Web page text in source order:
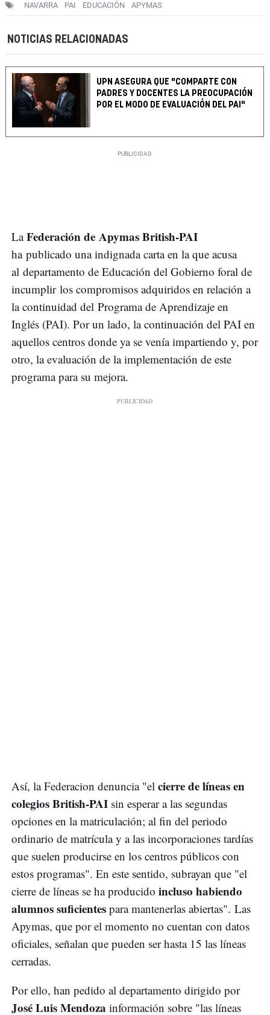
NAVARRA PAI EDUCACIÓN APYMAS
NOTICIAS RELACIONADAS
UPN ASEGURA QUE "COMPARTE CON
PADRES Y DOCENTES LA PREOCUPACIÓN
POR EL MODO DE EVALUACIÓN DEL PAI"
LaFederación de Apymas British-PAI
ha publicado una indignada carta en la que acusa
al departamento de Educación del Gobierno foral de
incumplir los compromisos adquiridos en relación a
la continuidad del Programa de Aprendizaje en
Inglés (PAI). Por un lado, la continuación del PAI en
aquellos centros donde ya se venía impartiendo y, por
otro, la evaluación de la implementación de este
programa para su mejora.
Así, la Federacion denuncia "el cierre de líneas en
colegios British-PAI sin esperar a las segundas
opciones en la matriculación; al fin del periodo
ordinario de matrícula y a las incorporaciones tardías
que suelen producirse en los centros públicos con
estos programas". En este sentido, subrayan que "el
cierre de líneas se ha producido incluso habiendo
alumnos suficientes para mantenerlas abiertas". Las
Apymas, que por el momento no cuentan con datos
oficiales, señalan que pueden ser hasta 15 las líneas
cerradas.
Por ello, han pedido al departamento dirigido por
José Luis Mendoza información sobre "las líneas